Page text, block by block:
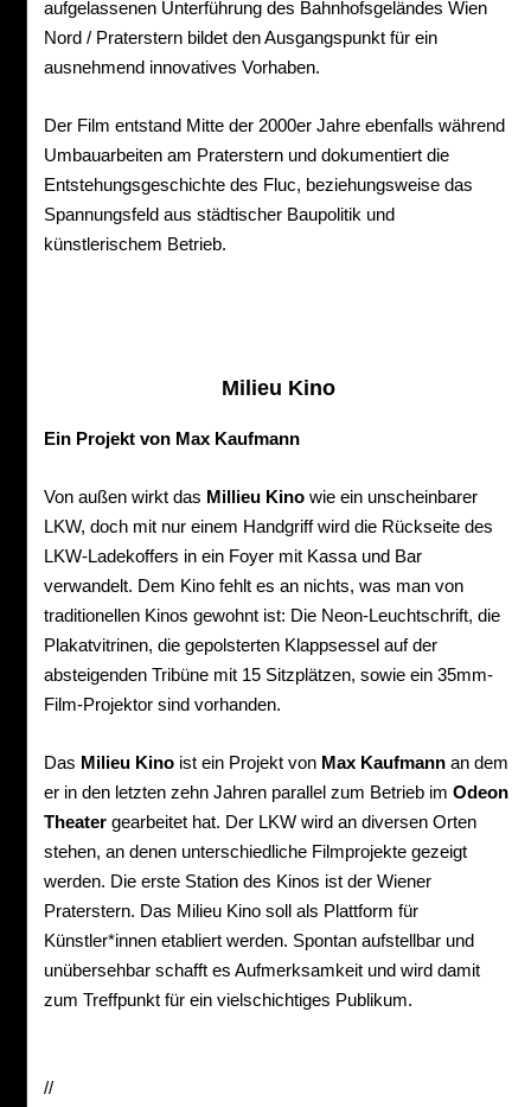
aufgelassenen Unterführung des Bahnhofsgeländes Wien
Nord / Praterstern bildet den Ausgangspunkt für ein
ausnehmend innovatives Vorhaben.
Der Film entstand Mitte der 2000er Jahre ebenfalls während
Umbauarbeiten am Praterstern und dokumentiert die
Entstehungsgeschichte des Fluc, beziehungsweise das
Spannungsfeld aus städtischer Baupolitik und
künstlerischem Betrieb.
Milieu Kino
Ein Projekt von Max Kaufmann
Von außen wirkt das Millieu Kino wie ein unscheinbarer
LKW, doch mit nur einem Handgriff wird die Rückseite des
LKW-Ladekoffers in ein Foyer mit Kassa und Bar
verwandelt. Dem Kino fehlt es an nichts, was man von
traditionellen Kinos gewohnt ist: Die Neon-Leuchtschrift, die
Plakatvitrinen, die gepolsterten Klappsessel auf der
absteigenden Tribüne mit 15 Sitzplätzen, sowie ein 35mm-
Film-Projektor sind vorhanden.
Das Milieu Kino ist ein Projekt von Max Kaufmann an dem
er in den letzten zehn Jahren parallel zum Betrieb im Odeon
Theater gearbeitet hat. Der LKW wird an diversen Orten
stehen, an denen unterschiedliche Filmprojekte gezeigt
werden. Die erste Station des Kinos ist der Wiener
Praterstern. Das Milieu Kino soll als Plattform für
Künstler*innen etabliert werden. Spontan aufstellbar und
unübersehbar schafft es Aufmerksamkeit und wird damit
zum Treffpunkt für ein vielschichtiges Publikum.
//